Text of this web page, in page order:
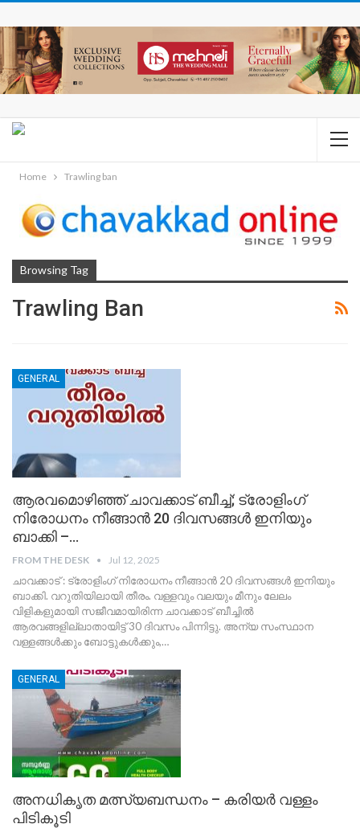
Home Trawling ban
Browsing Tag
Trawling Ban
GENERAL
ആരവമൊഴിഞ്ഞ് ചാവക്കാട് ബീച്ച്; ട്രോളിംഗ്
നിരോധനം നീങ്ങാൻ 20 ദിവസങ്ങൾ ഇനിയും
ബാക്കി –…
FROM THE DESK Jul 12, 2025
ചാവക്കാട് : ട്രോളിംഗ് നിരോധനം നീങ്ങാൻ 20 ദിവസങ്ങൾ ഇനിയും
ബാക്കി. വറുതിയിലായി തീരം. വള്ളവും വലയും മീനും ലേലം
വിളികളുമായി സജീവമായിരിന്ന ചാവക്കാട് ബീച്ചിൽ
ആരവങ്ങളില്ലാതായിട്ട് 30 ദിവസം പിന്നിട്ടു. അന്യ സംസ്ഥാന
വള്ളങ്ങൾക്കും ബോട്ടുകൾക്കും,…
GENERAL
അനധികൃത മത്സ്യബന്ധനം – കരിയർ വള്ളം
പിടികൂടി